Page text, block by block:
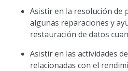
Asistir en la resolución de
algunas reparaciones y
restauración de datos
Asistir en las actividades
relacionadas con el